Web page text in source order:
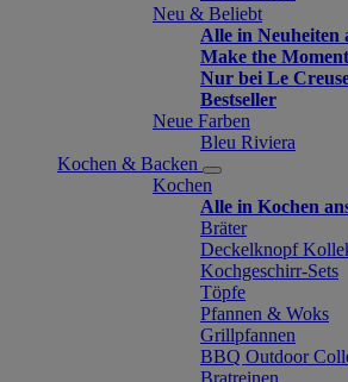
Neu & Beliebt
Alle in Neuheiten
Make the
Nur bei Le
Bestseller
Neue Farben
Bleu Riviera
Kochen & Backen
Kochen
Alle in Kochen
Bräter
Deckelknopf
Kochgeschirr-Sets
Töpfe
Pfannen & Woks
Grillpfannen
BBQ Outdoor
Bratreinen